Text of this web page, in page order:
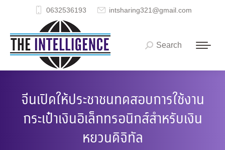
0632536193 intsharing321@gmail.com
Search:
Search
จีนเปิดให้ประชาชนทดสอบการใช้งาน
กระเป๋าเงินอิเล็กทรอนิกส์สำหรับเงิน
หยวนดิจิทัล